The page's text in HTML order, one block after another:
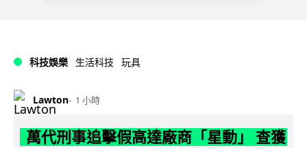
科技娛樂 生活科技 玩具
Lawton 1 小時
萬代刑事追擊假高達廠商「星動」 查獲